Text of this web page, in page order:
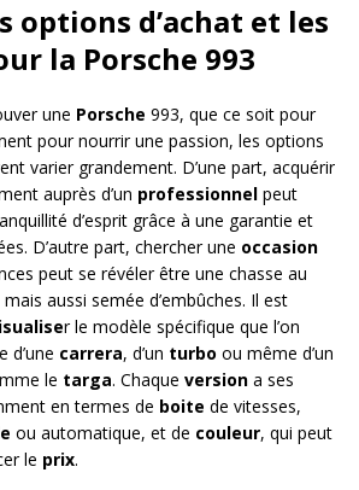
options d’achat et les
la Porsche 993
une Porsche 993, que ce soit pour
pour nourrir une passion, les options
varier grandement. D’une part, acquérir
auprès d’un professionnel peut
d’esprit grâce à une garantie et
D’autre part, chercher une occasion
peut se révéler être une chasse au
aussi semée d’embûches. Il est
r le modèle spécifique que l’on
d’une carrera, d’un turbo ou même d’un
le targa. Chaque version a ses
en termes de boite de vitesses,
ou automatique, et de couleur, qui peut
le prix.